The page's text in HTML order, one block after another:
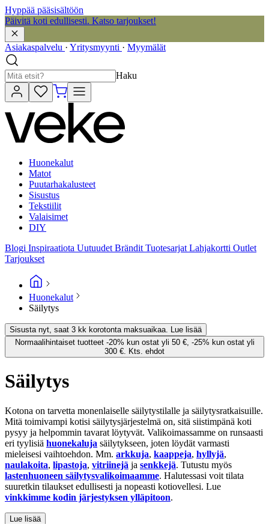
Hyppää pääsisältöön
Päivitä koti edullisesti. Katso tarjoukset!
Asiakaspalvelu · Yritysmyynti · Myymälät
Haku
Huonekalut
Matot
Puutarhakalusteet
Sisustus
Tekstiilit
Valaisimet
DIY
Blogi Inspiraatiota Uutuudet Brändit Tuotesarjat Lahjakortti Outlet
Tarjoukset
Huonekalut
Säilytys
Sisusta nyt, saat 3 kk korotonta maksuaikaa. Lue lisää
Normaalihintaiset tuotteet -20% kun ostat yli 50 €, -25% kun ostat yli
300 €. Kts. ehdot
Säilytys
Kotona on tarvetta monenlaiselle säilytystilalle ja säilytysratkaisuille.
Mitä toimivampi kotisi säilytysjärjestelmä on, sitä siistimpänä koti
pysyy ja helpommin tavarat löytyvät. Valikoimassamme on runsaasti
eri tyylisiä huonekaluja säilytykseen, joten löydät varmasti
mieleisesi vaihtoehdon. Mm. arkkuja, kaappeja, hyllyjä,
naulakoita, lipastoja, vitriinejä ja senkkejä. Tutustu myös
lastenhuoneen säilytysvalikoimaamme. Halutessasi voit tilata
suuretkin tilaukset edullisesti ja nopeasti kotiovellesi. Lue
vinkkimme kodin järjestyksen ylläpitoon.
Lue lisää